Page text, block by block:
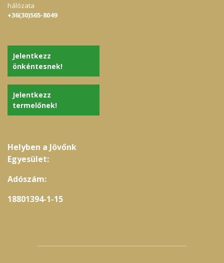
hálózata
+36(30)565-8049
Jelentkezz
önkéntesnek!
Jelentkezz
termelőnek!
Helyben a Jövőnk
Egyesület:
Adószám:
18801394-1-15